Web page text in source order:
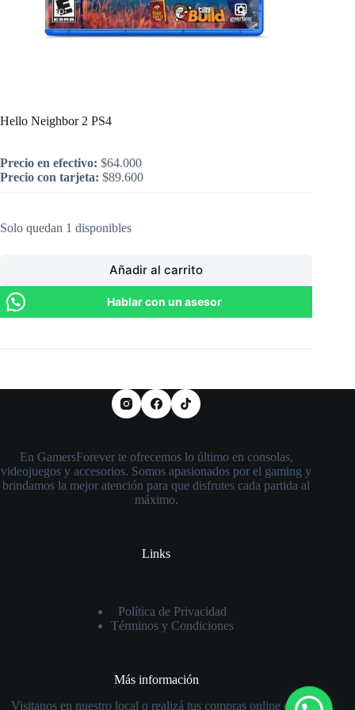
Hello Neighbor 2 PS4
Precio en efectivo: $64.000
Precio con tarjeta: $89.600
Solo quedan 1 disponibles
Añadir al carrito
Hablar con un asesor
En GamersForever te ofrecemos lo último en consolas,
videojuegos y accesorios. Somos apasionados por el gaming y
brindamos la mejor atención para que disfrutes cada partida al
máximo.
Links
Política de Privacidad
Términos y Condiciones
Más información
Visitanos en nuestro local o realizá tus compras online con